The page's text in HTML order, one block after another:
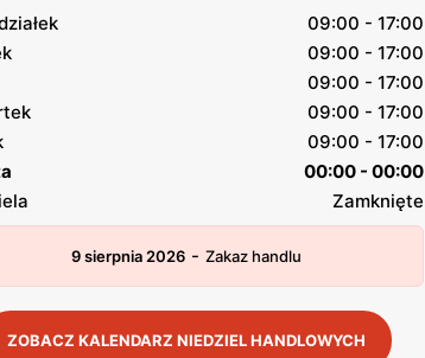
09:00 - 17:00
09:00 - 17:00
09:00 - 17:00
09:00 - 17:00
09:00 - 17:00
00:00 - 00:00
Zamknięte
9 sierpnia 2026 - Zakaz handlu
ZOBACZ KALENDARZ NIEDZIEL HANDLOWYCH